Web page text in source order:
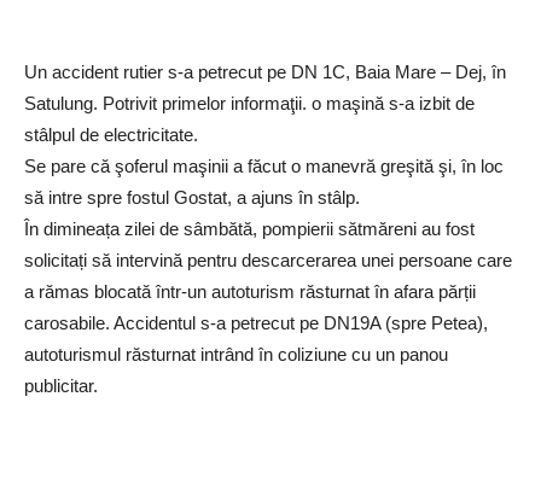
Un accident rutier s-a petrecut pe DN 1C, Baia Mare – Dej, în
Satulung. Potrivit primelor informaţii. o maşină s-a izbit de
stâlpul de electricitate.
Se pare că şoferul maşinii a făcut o manevră greşită şi, în loc
să intre spre fostul Gostat, a ajuns în stâlp.
În dimineața zilei de sâmbătă, pompierii sătmăreni au fost
solicitați să intervină pentru descarcerarea unei persoane care
a rămas blocată într-un autoturism răsturnat în afara părții
carosabile. Accidentul s-a petrecut pe DN19A (spre Petea),
autoturismul răsturnat intrând în coliziune cu un panou
publicitar.